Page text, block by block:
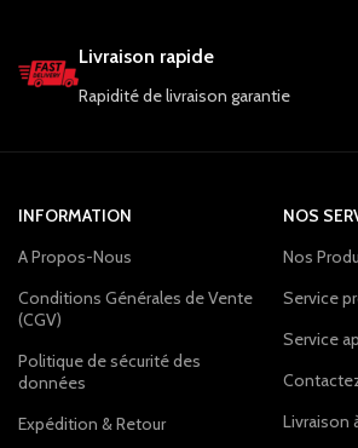
Livraison rapide
Rapidité de livraison garantie
INFORMATION
A Propos-Nous
Conditions Générales de Vente
(CGV)
Politique de sécurité des
données
Expédition & Retour
NOS
Nos
Service
Service
Livraison